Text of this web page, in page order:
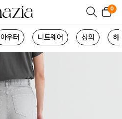
0
아우터 니트웨어 상의 하